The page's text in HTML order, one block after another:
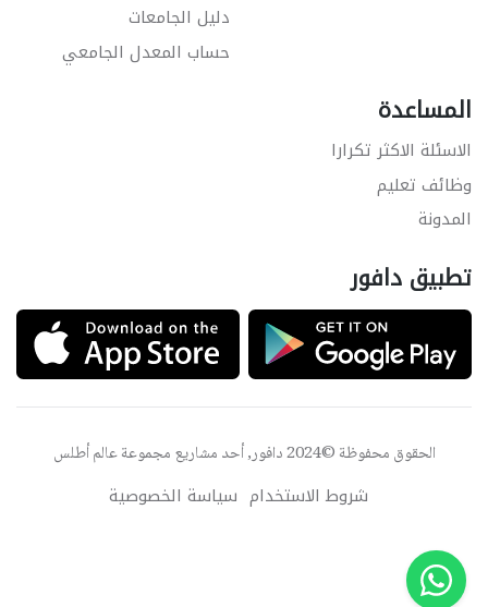
دليل الجامعات
حساب المعدل الجامعي
المساعدة
الاسئلة الاكثر تكرارا
وظائف تعليم
المدونة
تطبيق دافور
الحقوق محفوظة ©2024 دافور, أحد مشاريع مجموعة عالم أطلس
شروط الاستخدام سياسة الخصوصية